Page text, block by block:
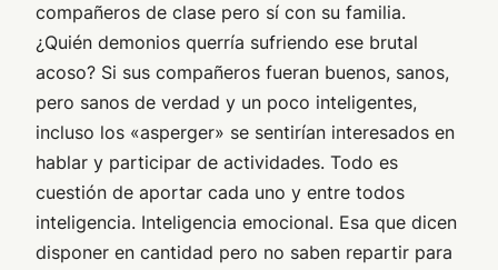
compañeros de clase pero sí con su familia.
¿Quién demonios querría sufriendo ese brutal
acoso? Si sus compañeros fueran buenos, sanos,
pero sanos de verdad y un poco inteligentes,
incluso los «asperger» se sentirían interesados en
hablar y participar de actividades. Todo es
cuestión de aportar cada uno y entre todos
inteligencia. Inteligencia emocional. Esa que dicen
disponer en cantidad pero no saben repartir para